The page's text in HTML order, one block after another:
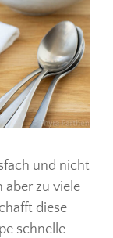
und nicht
aber zu viele
diese
schnelle